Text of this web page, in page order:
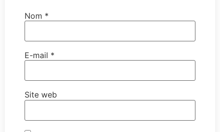
Nom *
E-mail *
Site web